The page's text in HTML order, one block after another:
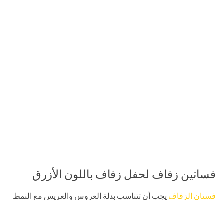
فساتين زفاف لحفل زفاف باللون الأزرق
فستان الزفاف يجب أن تتناسب بدلة العروس والعريس مع النمط